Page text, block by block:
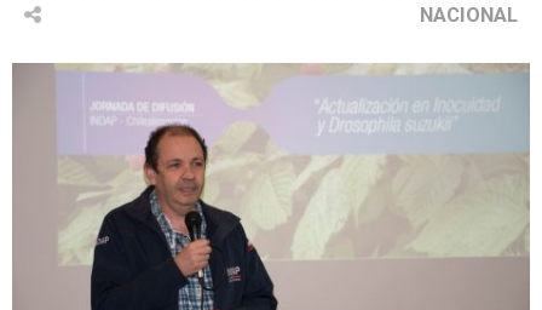
NACIONAL